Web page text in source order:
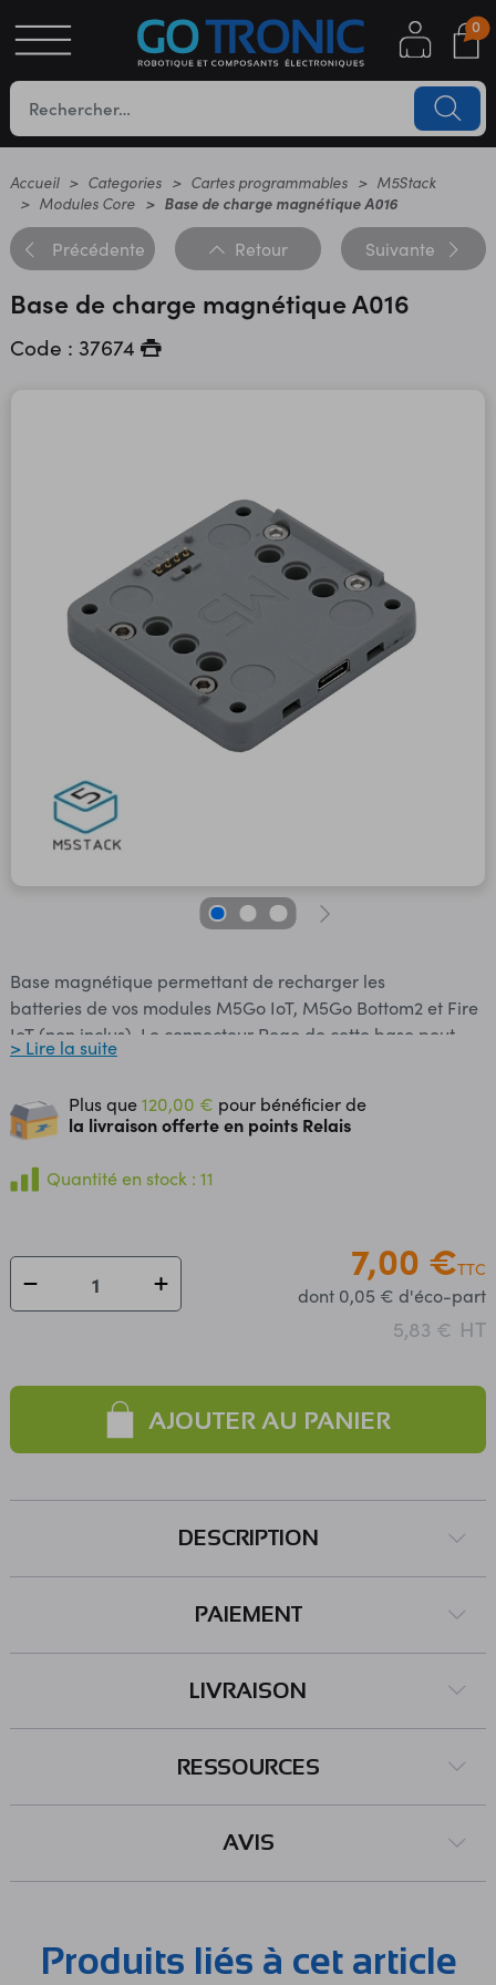
0
Accueil Categories Cartes programmables
M5Stack
Modules Core
Base de charge magnétique A016
Précédente Retour Suivante
Base de charge magnétique A016
Code : 37674
Base magnétique permettant de recharger les
batteries de vos modules M5Go IoT, M5Go Bottom2 et Fire
IoT (non inclus). Le connecteur Pogo de cette base peut
également faire office d'interface GPIO vers une
permet de connaître le statut du module: en charge ou
batterie chargée. Remarque: ce module est livré avec un
cordon USB Type-C vers USB type A mâles. Ce cordon se
connecte au port USB d'un ordinateur ou d'un adaptateur
Alimentation: USB Type-C (cordon inclus, adaptateur non
(Pogo: connecteur sur ressort) Dimensions: 54 x 54 x 8 mm
> Lire la suite
Plus que120,00 € pour bénéficier de
la livraison offerte en points Relais
Quantité en stock : 11
7,00 €TTC
dont 0,05 € d'éco-part
5,83 € HT
AJOUTER AU PANIER
DESCRIPTION
PAIEMENT
LIVRAISON
RESSOURCES
AVIS
Produits liés à cet article